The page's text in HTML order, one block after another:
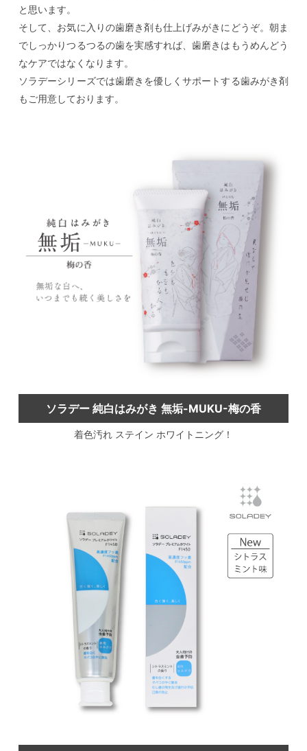
と思います。
そして、お気に入りの歯磨き剤も仕上げみがきにどうぞ。朝ま
でしっかりつるつるの歯を実感すれば、歯磨きはもうめんどう
なケアではなくなります。
ソラデーシリーズでは歯磨きを優しくサポートする歯みがき剤
もご用意しております。
ソラデー 純白はみがき 無垢-MUKU-梅の香
着色汚れ ステイン ホワイトニング！